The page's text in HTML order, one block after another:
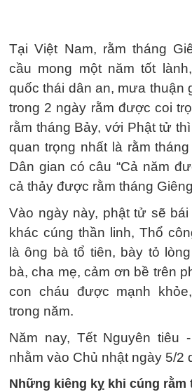
Tại Việt Nam, rằm tháng
cầu mong một năm tốt
quốc thái dân an, mưa thuận
trong 2 ngày rằm được coi
rằm tháng Bảy, với Phật tử
quan trọng nhất là rằm
Dân gian có câu “Cả năm
cả thảy được rằm tháng
Vào ngày này, phật tử sẽ
khác cúng thần linh, Thổ
là ông bà tổ tiên, bày tỏ
bà, cha mẹ, cảm ơn bề trên
con cháu được mạnh
trong năm.
Năm nay, Tết Nguyên tiêu
nhằm vào Chủ nhật ngày 5/2
Những kiêng kỵ khi cúng rằm